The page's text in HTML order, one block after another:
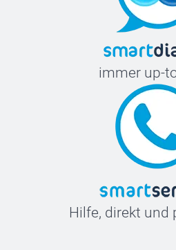
immer up-
Hilfe, direkt und